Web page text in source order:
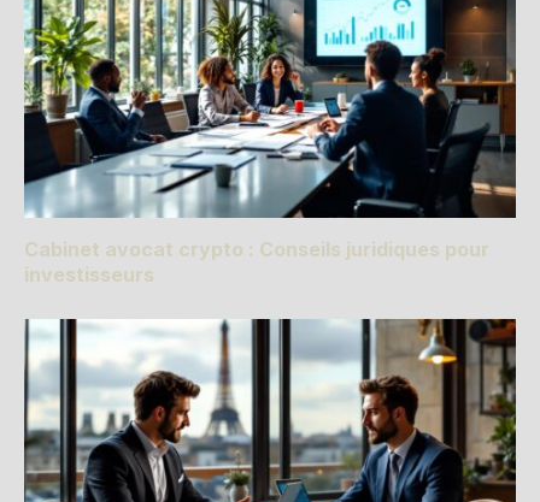
Cabinet avocat crypto : Conseils juridiques pour
investisseurs